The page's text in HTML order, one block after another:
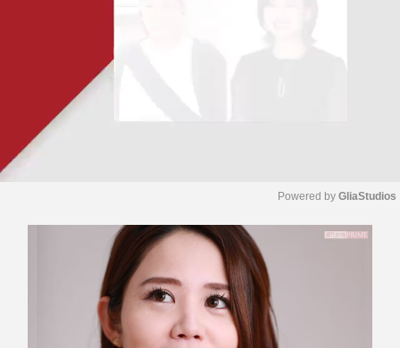
M
Powered by GliaStudios